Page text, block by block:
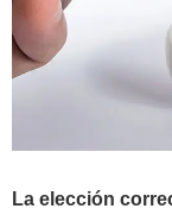
La elección